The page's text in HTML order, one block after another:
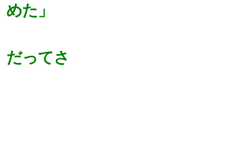
めた」
だってさ